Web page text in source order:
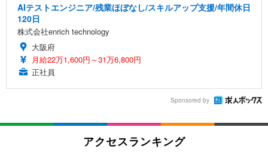
AIテストエンジニア/残業ほぼなし/スキルアップ支援/年間休日
120日
株式会社enrich technology
大阪府
月給22万1,600円～31万6,800円
正社員
Sponsored by
アクセスランキング